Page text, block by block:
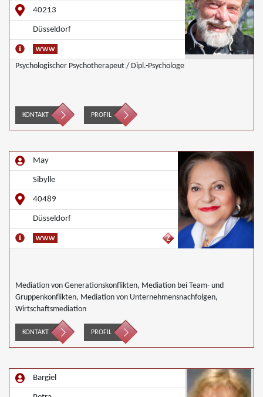
40213
Düsseldorf
Psychologischer Psychotherapeut / Dipl.-Psychologe
KONTAKT PROFIL
May
Sibylle
40489
Düsseldorf
Mediation von Generationskonflikten, Mediation bei Team- und
Gruppenkonflikten, Mediation von Unternehmensnachfolgen,
Wirtschaftsmediation
KONTAKT PROFIL
Bargiel